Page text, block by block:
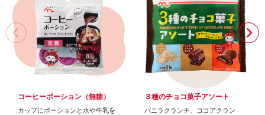
コーヒーポーション（無糖）
カップにポーションと水や牛乳を
３種のチョコ菓子アソート
バニラクランチ、ココアクラン